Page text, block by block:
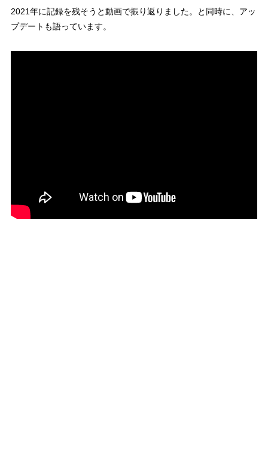
2021年に記録を残そうと動画で振り返りました。と同時に、アッ
プデートも語っています。